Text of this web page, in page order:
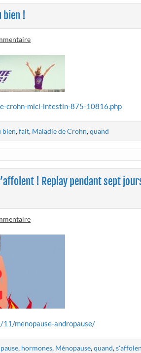
bien !
crohn-mici-intestin-875-10816.php
bien,fait, Maladie de Crohn,quand
! Replay pendant sept
menopause-andropause/
, hormones, Ménopause,quand,